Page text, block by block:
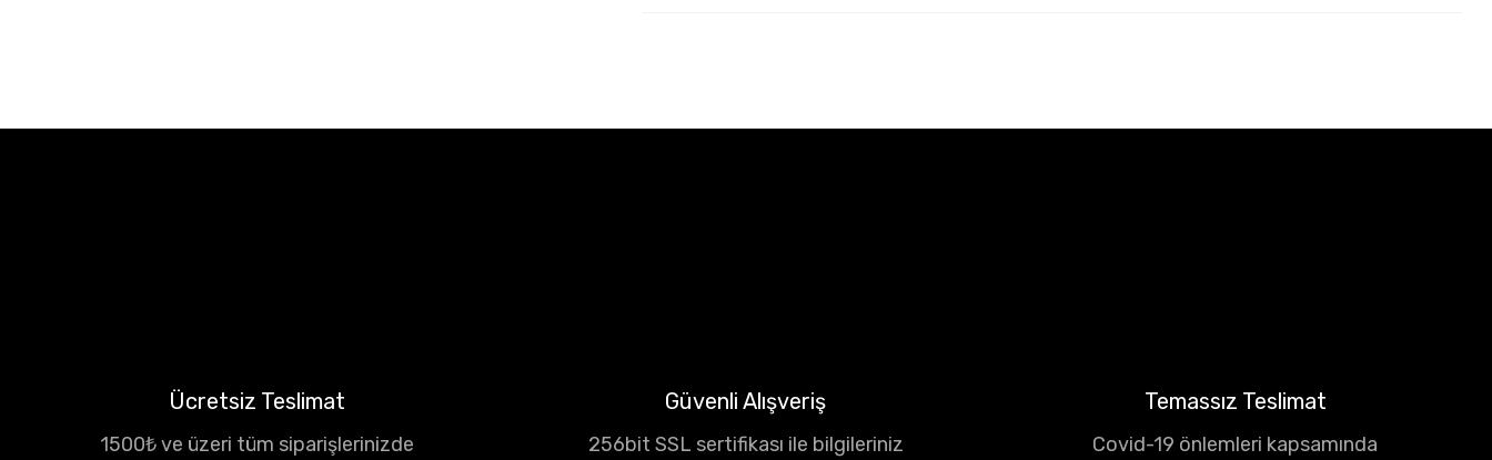
Ücretsiz Teslimat
1500₺ ve üzeri tüm siparişlerinizde
Güvenli Alışveriş
256bit SSL sertifikası ile bilgileriniz
Temassız Teslimat
Covid-19 önlemleri kapsamında